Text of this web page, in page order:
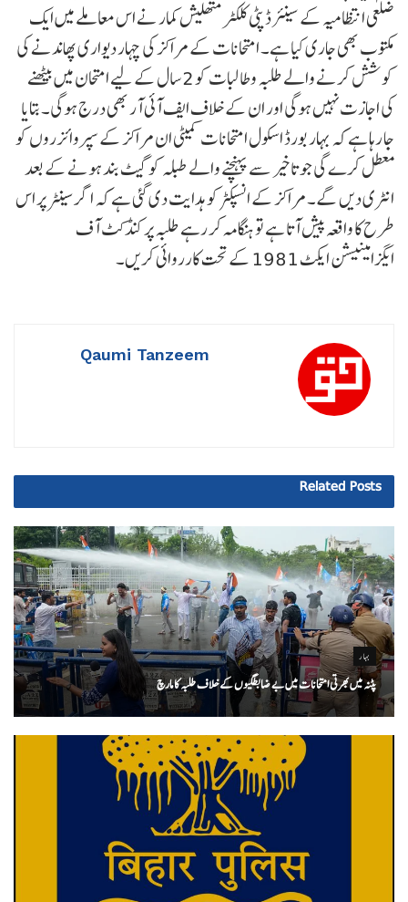
ضلعی انتظامیہ کے سینئر ڈپٹی کلکٹر متھلیش کمار نے اس معاملے میں ایک
مکتوب بھی جاری کیا ہے۔ امتحانات کے مراکز کی چہار دیواری پھاندنے کی
کوشش کرنے والے طلبہ و طالبات کو 2 سال کے لیے امتحان میں بیٹھنے
کی اجازت نہیں ہوگی اور ان کے خلاف ایف آئی آر بھی درج ہوگی۔ بتایا
جا رہا ہے کہ بہار بورڈ اسکول امتحانات کمیٹی ان مراکز کے سپروائزروں کو
معطل کرے گی جو تاخیر سے پہنچنے والے طبلہ کو گیٹ بند ہونے کے بعد
انٹری دیں گے۔ مراکز کے انسپکٹر کو ہدایت دی گئی ہے کہ اگر سینٹر پر اس
طرح کا واقعہ پیش آتا ہے تو ہنگامہ کر رہے طلبہ پر کنڈکٹ آف
ایگزامینیشن ایکٹ 1981 کے تحت کارروائی کریں۔
Qaumi Tanzeem
Related Posts
بہار
پٹنہ میں بھرتی امتحانات میں بے ضابطگیوں کے خلاف طلبہ کا مارچ